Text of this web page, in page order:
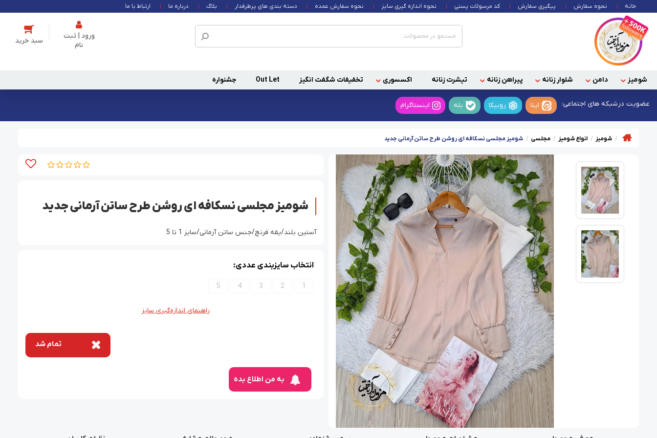
خانه نحوه سفارش پیگیری سفارش کد مرسولات پستی نحوه اندازه گیری سایز نحوه سفارش عمده دسته بندی های پرطرفدار بلاگ درباره ما ارتباط با ما
ورود | ثبت
نام
شومیز دامن شلوار زنانه پیراهن زنانه تیشرت زنانه اکسسوری تخفیفات شگفت انگیز Out Let جشنواره
عضویت درشبکه های اجتماعی: ایتا روبیکا بله اینستاگرام
شومیز انواع شومیز مجلسی شومیز مجلسی نسکافه ای روشن طرح ساتن آرمانی جدید
شومیز مجلسی نسکافه ای روشن طرح ساتن آرمانی جدید
آستین بلند/یقه فرنچ/جنس ساتن آرمانی/سایز 1 تا 5
انتخاب سایزبندی عددی:
1
2
3
4
5
راهنمای اندازه‌گیری سایز
تمام شد
به من اطلاع بده